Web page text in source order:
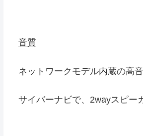
音質
ネットワークモデル内蔵の高音
サイバーナビで、2wayスピー